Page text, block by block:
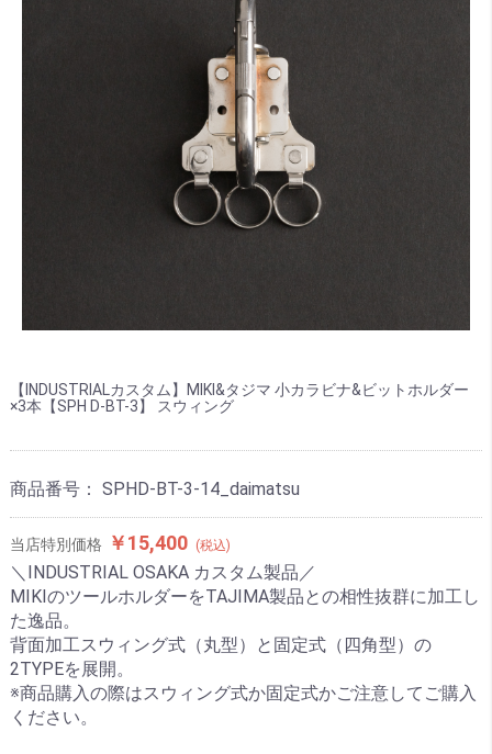
【INDUSTRIALカスタム】MIKI&タジマ 小カラビナ&ビットホルダー
×3本【SPH D-BT-3】 スウィング
商品番号： SPHD-BT-3-14_daimatsu
当店特別価格 ￥15,400 (税込)
＼INDUSTRIAL OSAKA カスタム製品／
MIKIのツールホルダーをTAJIMA製品との相性抜群に加工し
た逸品。
背面加工スウィング式（丸型）と固定式（四角型）の
2TYPEを展開。
※商品購入の際はスウィング式か固定式かご注意してご購入
ください。